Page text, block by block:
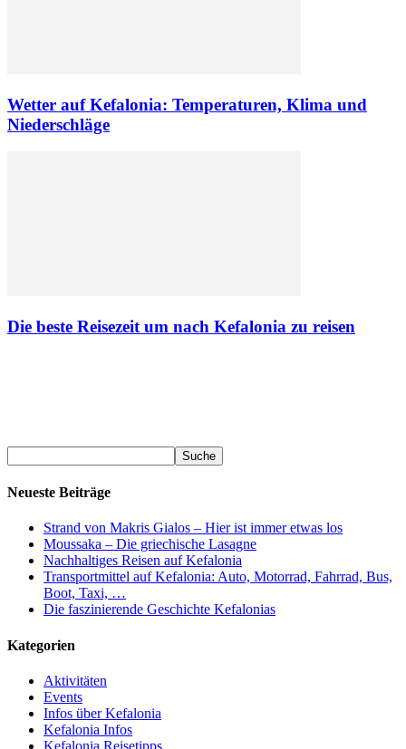
Wetter auf Kefalonia: Temperaturen, Klima und
Niederschläge
Die beste Reisezeit um nach Kefalonia zu reisen
Neueste Beiträge
Strand von Makris Gialos – Hier ist immer etwas los
Moussaka – Die griechische Lasagne
Nachhaltiges Reisen auf Kefalonia
Transportmittel auf Kefalonia: Auto, Motorrad, Fahrrad, Bus,
Boot, Taxi, …
Die faszinierende Geschichte Kefalonias
Kategorien
Aktivitäten
Events
Infos über Kefalonia
Kefalonia Infos
Kefalonia Reisetipps